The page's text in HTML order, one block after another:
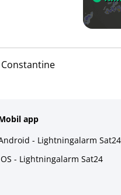
Constantine
app
- Lightningalarm Sat24
- Lightningalarm Sat24